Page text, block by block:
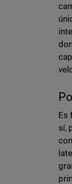
Es
sí,